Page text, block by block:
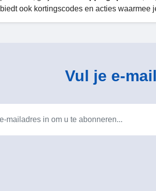
biedt ook kortingscodes en acties waarmee
Vul je e-